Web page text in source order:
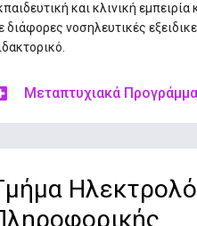
και κλινική
διάφορες νοσηλευτικές
Μεταπτυχιακά